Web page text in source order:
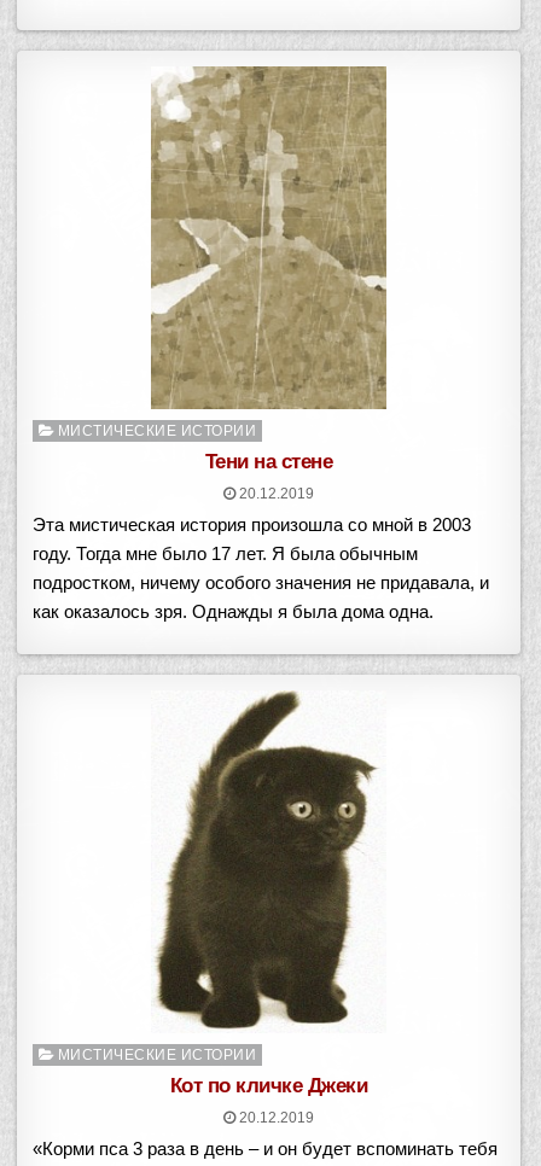
Опубликовано
МИСТИЧЕСКИЕ ИСТОРИИ
Тени на стене
20.12.2019
Эта мистическая история произошла со мной в 2003
году. Тогда мне было 17 лет. Я была обычным
подростком, ничему особого значения не придавала, и
как оказалось зря. Однажды я была дома одна.
Опубликовано
МИСТИЧЕСКИЕ ИСТОРИИ
Кот по кличке Джеки
20.12.2019
«Корми пса 3 раза в день – и он будет вспоминать тебя